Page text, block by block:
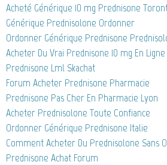
Acheté Générique 10 mg Prednisone
Générique Prednisolone Ordonner
Ordonner Générique Prednisone
Acheter Du Vrai Prednisone 10 mg En Ligne
Prednisone Lml Skachat
Forum Acheter Prednisone Pharmacie
Prednisone Pas Cher En Pharmacie Lyon
Acheter Prednisolone Toute Confiance
Ordonner Générique Prednisone Italie
Comment Acheter Du Prednisolone Sans
Prednisone Achat Forum